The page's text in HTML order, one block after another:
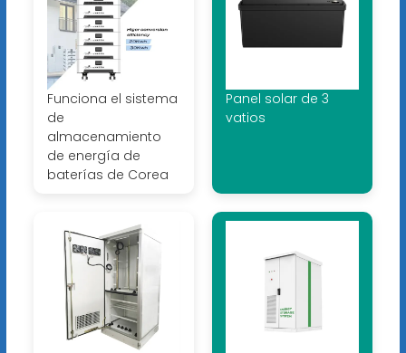
Funciona el sistema
de
almacenamiento
de energía de
baterías de Corea
Panel solar de 3
vatios